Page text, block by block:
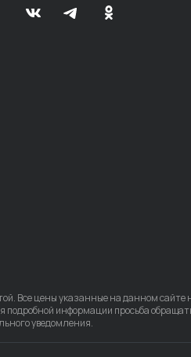
Все цены указанные на данном сайте
информации просьба
уведомления.